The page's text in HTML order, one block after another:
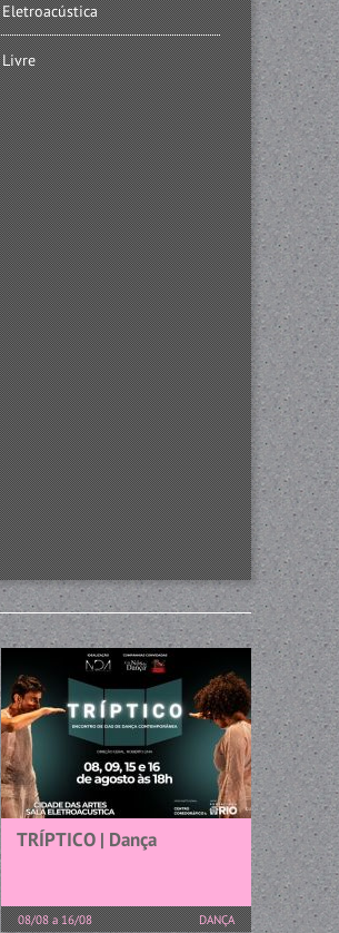
Eletroacústica
Livre
TRÍPTICO | Dança
08/08 a 16/08 DANÇA